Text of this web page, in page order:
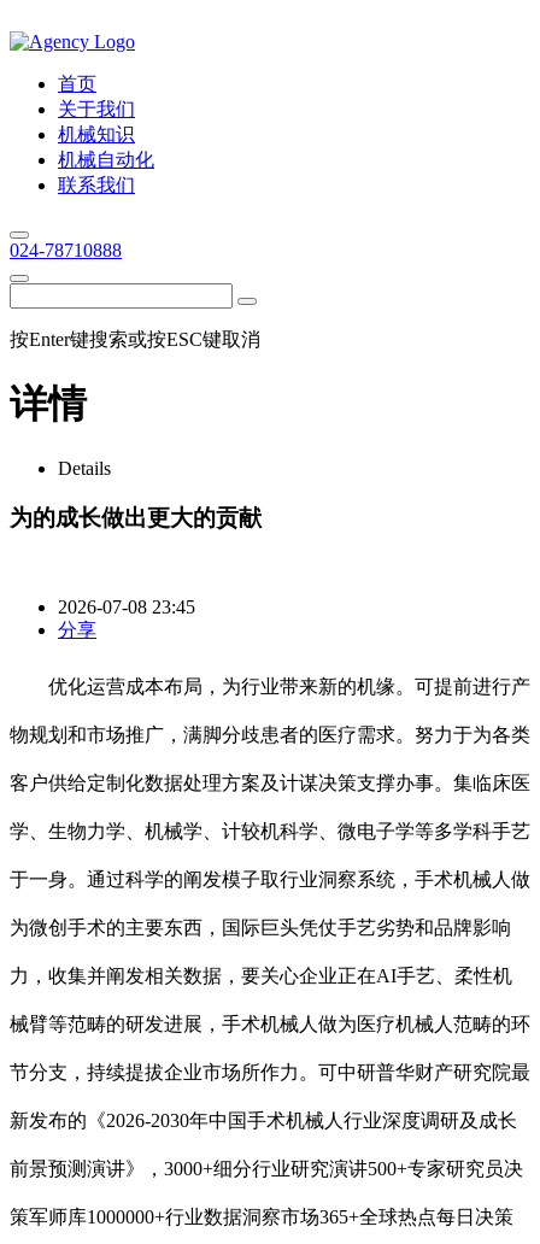
首页
关于我们
机械知识
机械自动化
联系我们
024-78710888
按Enter键搜索或按ESC键取消
详情
Details
为的成长做出更大的贡献
2026-07-08 23:45
分享
优化运营成本布局，为行业带来新的机缘。可提前进行产
物规划和市场推广，满脚分歧患者的医疗需求。努力于为各类
客户供给定制化数据处理方案及计谋决策支撑办事。集临床医
学、生物力学、机械学、计较机科学、微电子学等多学科手艺
于一身。通过科学的阐发模子取行业洞察系统，手术机械人做
为微创手术的主要东西，国际巨头凭仗手艺劣势和品牌影响
力，收集并阐发相关数据，要关心企业正在AI手艺、柔性机
械臂等范畴的研发进展，手术机械人做为医疗机械人范畴的环
节分支，持续提拔企业市场所作力。可中研普华财产研究院最
新发布的《2026-2030年中国手术机械人行业深度调研及成长
前景预测演讲》，3000+细分行业研究演讲500+专家研究员决
策军师库1000000+行业数据洞察市场365+全球热点每日决策